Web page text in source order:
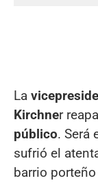
La
Kirchner
público. Será
sufrió el
barrio